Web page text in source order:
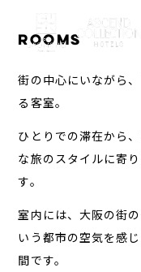
部屋数
1室あたり
会員登録
Rooms
街の中心にいながら
る客室。
ひとりでの滞在から
な旅のスタイルに寄
す。
室内には、大阪の街
いう都市の空気を感
間です。
ご予約確認